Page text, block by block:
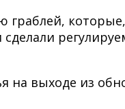
граблей,
выходе из